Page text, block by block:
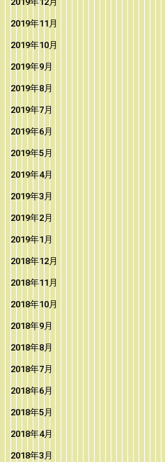
2019年11月
2019年10月
2019年9月
2019年8月
2019年7月
2019年6月
2019年5月
2019年4月
2019年3月
2019年2月
2019年1月
2018年12月
2018年11月
2018年10月
2018年9月
2018年8月
2018年7月
2018年6月
2018年5月
2018年4月
2018年3月